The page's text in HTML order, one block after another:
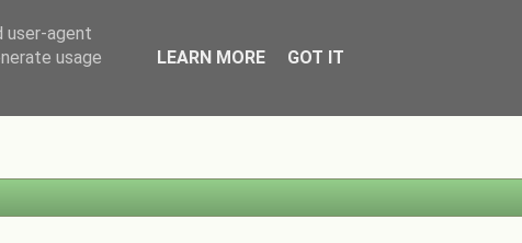
user-agent
usage
LEARN MORE GOT IT